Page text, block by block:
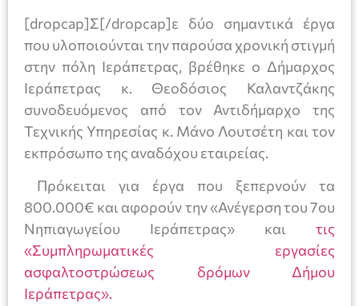
[dropcap]Σ[/dropcap]ε δύο σημαντικά έργα
που υλοποιούνται την παρούσα χρονική στιγμή
στην πόλη Ιεράπετρας, βρέθηκε ο Δήμαρχος
Ιεράπετρας κ. Θεοδόσιος Καλαντζάκης
συνοδευόμενος από τον Αντιδήμαρχο της
Τεχνικής Υπηρεσίας κ. Μάνο Λουτσέτη και τον
εκπρόσωπο της αναδόχου εταιρείας.
Πρόκειται για έργα που ξεπερνούν τα
800.000€ και αφορούν την «Ανέγερση του 7ου
Νηπιαγωγείου Ιεράπετρας» και τις
«Συμπληρωματικές εργασίες
ασφαλτοστρώσεως δρόμων Δήμου
Ιεράπετρας».